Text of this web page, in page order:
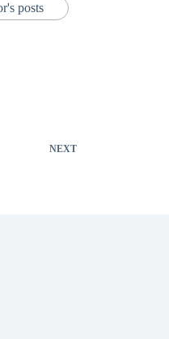
posts
NEXT